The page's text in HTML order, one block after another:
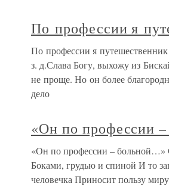
По профессии я
По профессии я путешественник
з. д.Слава Богу, выхожу из
не проще. Но он более
дело
«Он по профессии
«Он по профессии – больной…»
Боками, грудью и спиной И то
человечка Приносит пользу